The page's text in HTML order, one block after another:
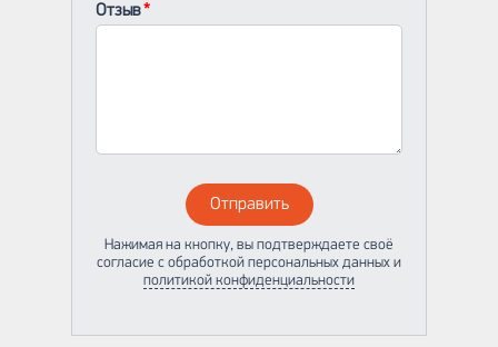
Отзыв
Отправить
Нажимая на кнопку, вы подтверждаете своё
согласие с обработкой персональных данных и
политикой конфиденциальности